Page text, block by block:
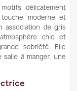
délicatement
moderne et
association de gris
chic et
sobriété. Elle
salle à manger, une